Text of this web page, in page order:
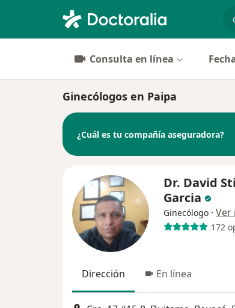
Consulta en línea
Ginecólogos en Paipa
¿Cuál es tu compañía aseguradora?
Dr. David
Garcia
Ginecólogo · Ver
172
Dirección En línea